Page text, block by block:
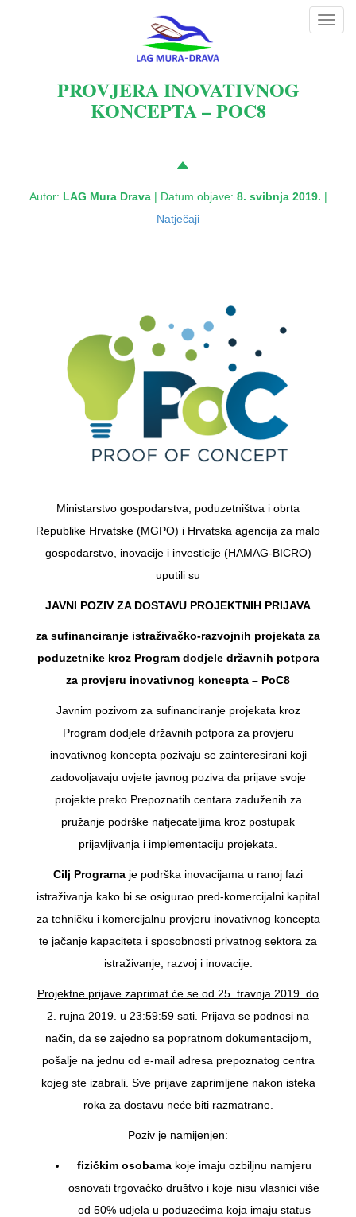
PROVJERA INOVATIVNOG
KONCEPTA – POC8
Autor: LAG Mura Drava| Datum objave: 8. svibnja 2019. |
Natječaji
Ministarstvo gospodarstva, poduzetništva i obrta
Republike Hrvatske (MGPO) i Hrvatska agencija za malo
gospodarstvo, inovacije i investicije (HAMAG-BICRO)
uputili su
JAVNI POZIV ZA DOSTAVU PROJEKTNIH PRIJAVA
za sufinanciranje istraživačko-razvojnih projekata za
poduzetnike kroz Program dodjele državnih potpora
za provjeru inovativnog koncepta – PoC8
Javnim pozivom za sufinanciranje projekata kroz
Program dodjele državnih potpora za provjeru
inovativnog koncepta pozivaju se zainteresirani koji
zadovoljavaju uvjete javnog poziva da prijave svoje
projekte preko Prepoznatih centara zaduženih za
pružanje podrške natjecateljima kroz postupak
prijavljivanja i implementaciju projekata.
Cilj Programa je podrška inovacijama u ranoj fazi
istraživanja kako bi se osigurao pred-komercijalni kapital
za tehničku i komercijalnu provjeru inovativnog koncepta
te jačanje kapaciteta i sposobnosti privatnog sektora za
istraživanje, razvoj i inovacije.
Projektne prijave zaprimat će se od 25. travnja 2019. do
2. rujna 2019. u 23:59:59 sati. Prijava se podnosi na
način, da se zajedno sa popratnom dokumentacijom,
pošalje na jednu od e-mail adresa prepoznatog centra
kojeg ste izabrali. Sve prijave zaprimljene nakon isteka
roka za dostavu neće biti razmatrane.
Poziv je namijenjen:
fizičkim osobamakoje imaju ozbiljnu namjeru
osnovati trgovačko društvo i koje nisu vlasnici više
od 50% udjela u poduzećima koja imaju status